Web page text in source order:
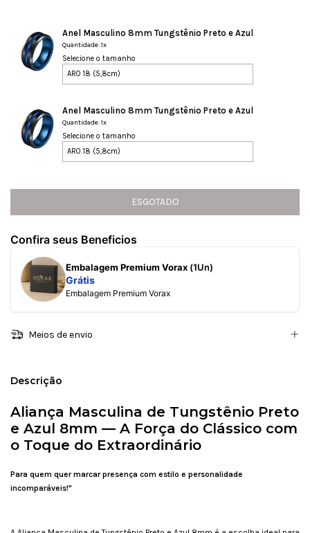
Anel Masculino 8mm Tungstênio Preto e Azul
Quantidade: 1x
Selecione o tamanho
Anel Masculino 8mm Tungstênio Preto e Azul
Quantidade: 1x
Selecione o tamanho
ESGOTADO
Confira seus Beneficios
Embalagem Premium Vorax (1Un)
Grátis
Embalagem Premium Vorax
Meios de envio
Descrição
Aliança Masculina de Tungstênio Preto
e Azul 8mm — A Força do Clássico com
o Toque do Extraordinário
Para quem quer marcar presença com estilo e personalidade
incomparáveis!"